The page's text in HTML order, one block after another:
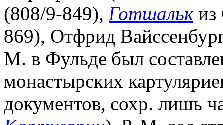
(808/9-849), Готшалькиз
869), Отфрид
М. в Фульде был
монастырских
документов, сохр. лишь